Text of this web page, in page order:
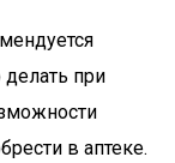
при
в аптеке.